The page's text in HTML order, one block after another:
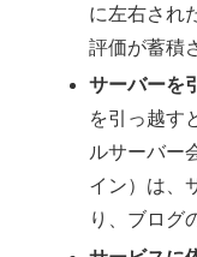
に左右され
評価が蓄積
サーバーを
を引っ越す
ルサーバー
イン）は、
り、ブログ